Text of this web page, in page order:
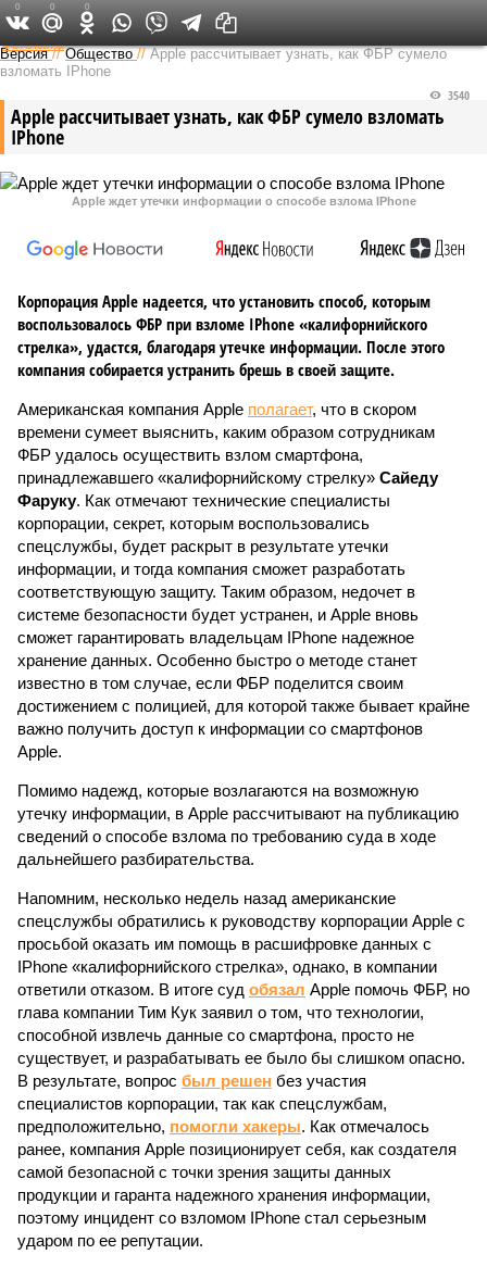
Федеральный выпуск
Версия //Общество //Apple рассчитывает узнать, как ФБР сумело
взломать IPhone
Apple рассчитывает узнать, как ФБР сумело взломать
IPhone
3540
Apple ждет утечки информации о способе взлома IPhone
Корпорация Apple надеется, что установить способ, которым
воспользовалось ФБР при взломе IPhone «калифорнийского
стрелка», удастся, благодаря утечке информации. После этого
компания собирается устранить брешь в своей защите.
Американская компания Apple полагает, что в скором
времени сумеет выяснить, каким образом сотрудникам
ФБР удалось осуществить взлом смартфона,
принадлежавшего «калифорнийскому стрелку» Сайеду
Фаруку. Как отмечают технические специалисты
корпорации, секрет, которым воспользовались
спецслужбы, будет раскрыт в результате утечки
информации, и тогда компания сможет разработать
соответствующую защиту. Таким образом, недочет в
системе безопасности будет устранен, и Apple вновь
сможет гарантировать владельцам IPhone надежное
хранение данных. Особенно быстро о методе станет
известно в том случае, если ФБР поделится своим
достижением с полицией, для которой также бывает крайне
важно получить доступ к информации со смартфонов
Apple.
Помимо надежд, которые возлагаются на возможную
утечку информации, в Apple рассчитывают на публикацию
сведений о способе взлома по требованию суда в ходе
дальнейшего разбирательства.
Напомним, несколько недель назад американские
спецслужбы обратились к руководству корпорации Apple с
просьбой оказать им помощь в расшифровке данных с
IPhone «калифорнийского стрелка», однако, в компании
ответили отказом. В итоге суд обязал Apple помочь ФБР, но
глава компании Тим Кук заявил о том, что технологии,
способной извлечь данные со смартфона, просто не
существует, и разрабатывать ее было бы слишком опасно.
В результате, вопрос был решен без участия
специалистов корпорации, так как спецслужбам,
предположительно, помогли хакеры. Как отмечалось
ранее, компания Apple позиционирует себя, как создателя
самой безопасной с точки зрения защиты данных
продукции и гаранта надежного хранения информации,
поэтому инцидент со взломом IPhone стал серьезным
ударом по ее репутации.
0 0 0